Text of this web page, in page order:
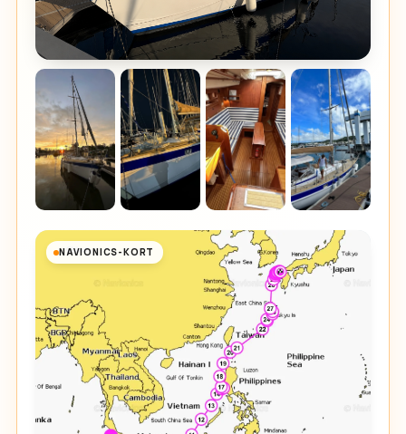
NAVIONICS-KORT